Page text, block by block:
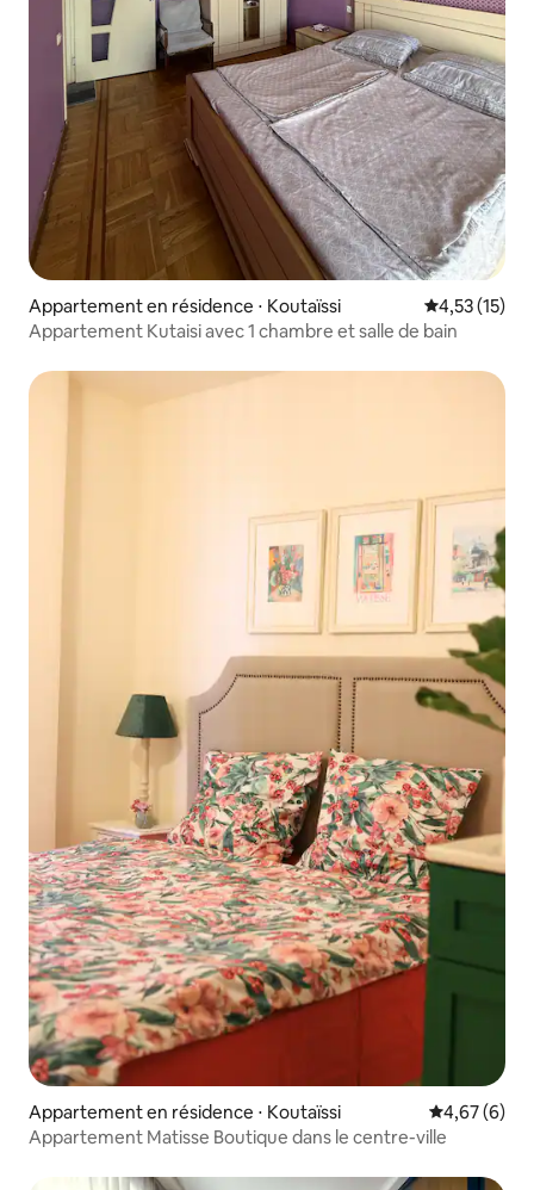
Appartement en résidence ⋅ Koutaïssi Évaluation
4,53 (15)
Appartement Kutaisi avec 1 chambre et salle de bain
Appartement en résidence ⋅ Koutaïssi Évaluation
4,67 (6)
Appartement Matisse Boutique dans le centre-ville